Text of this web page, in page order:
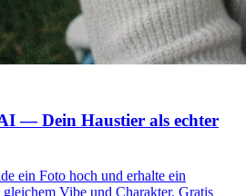
— Dein Haustier als echter
ein Foto hoch und erhalte ein
Vibe und Charakter. Gratis